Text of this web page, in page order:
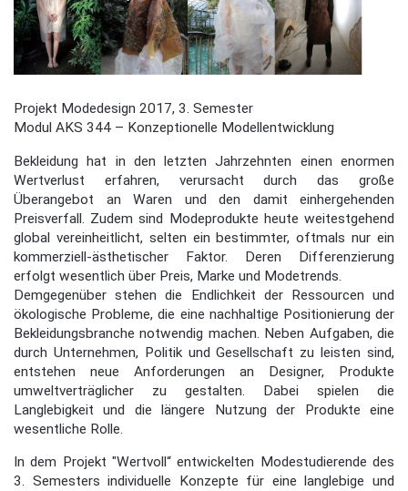
Projekt Modedesign 2017, 3. Semester
Modul AKS 344 – Konzeptionelle Modellentwicklung
Bekleidung hat in den letzten Jahrzehnten einen enormen
Wertverlust erfahren, verursacht durch das große
Überangebot an Waren und den damit einhergehenden
Preisverfall. Zudem sind Modeprodukte heute weitestgehend
global vereinheitlicht, selten ein bestimmter, oftmals nur ein
kommerziell-ästhetischer Faktor. Deren Differenzierung
erfolgt wesentlich über Preis, Marke und Modetrends.
Demgegenüber stehen die Endlichkeit der Ressourcen und
ökologische Probleme, die eine nachhaltige Positionierung der
Bekleidungsbranche notwendig machen. Neben Aufgaben, die
durch Unternehmen, Politik und Gesellschaft zu leisten sind,
entstehen neue Anforderungen an Designer, Produkte
umweltverträglicher zu gestalten. Dabei spielen die
Langlebigkeit und die längere Nutzung der Produkte eine
wesentliche Rolle.
In dem Projekt "Wertvoll“ entwickelten Modestudierende des
3. Semesters individuelle Konzepte für eine langlebige und